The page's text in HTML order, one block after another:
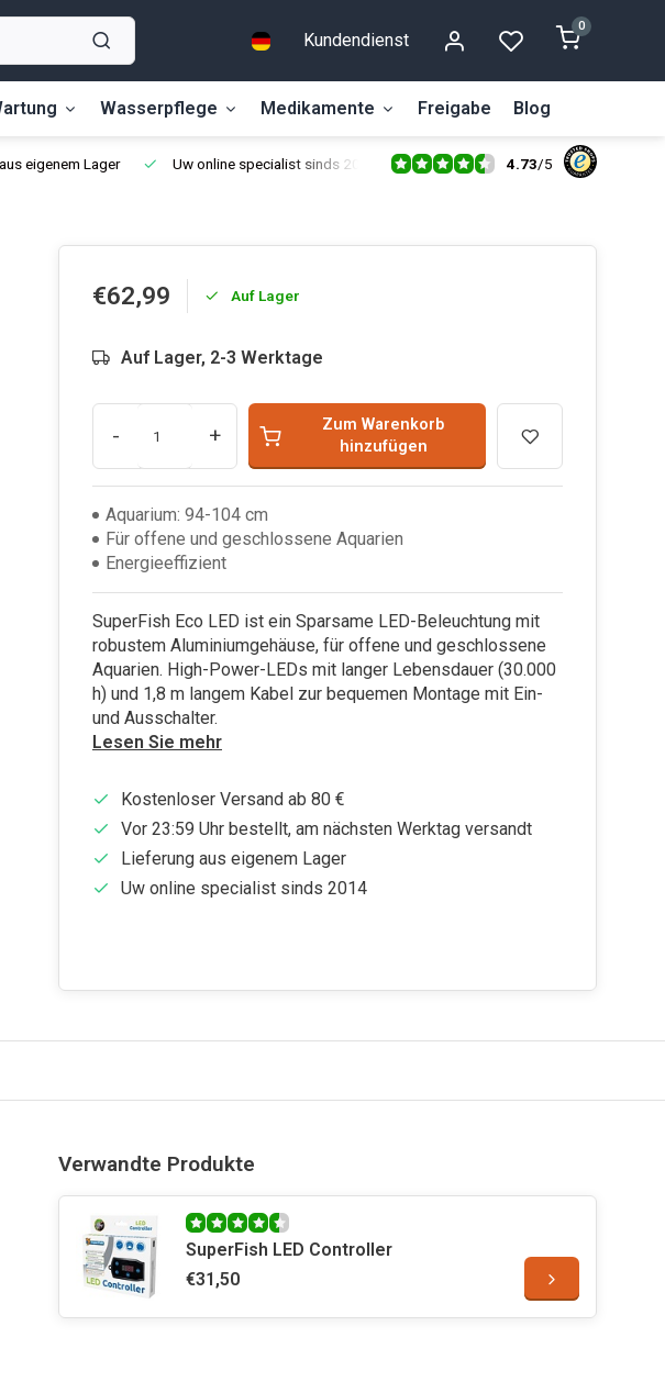
Kundendienst
0
Wasserpflege Medikamente Freigabe Blog
eigenem Lager Uw online specialist sinds 2014 4.73/5
€62,99 Auf Lager
Auf Lager, 2-3 Werktage
- +
Zum Warenkorb
hinzufügen
Aquarium: 94-104 cm
Für offene und geschlossene Aquarien
Energieeffizient
SuperFish Eco LED ist ein Sparsame LED-Beleuchtung mit
robustem Aluminiumgehäuse, für offene und geschlossene
Aquarien. High-Power-LEDs mit langer Lebensdauer (30.000
h) und 1,8 m langem Kabel zur bequemen Montage mit Ein-
und Ausschalter.
Lesen Sie mehr
Kostenloser Versand ab 80 €
Vor 23:59 Uhr bestellt, am nächsten Werktag versandt
Lieferung aus eigenem Lager
Uw online specialist sinds 2014
Verwandte Produkte
SuperFish LED Controller
€31,50